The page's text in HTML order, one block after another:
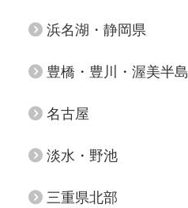
浜名湖・静岡県
豊橋・豊川・渥美半島
名古屋
淡水・野池
三重県北部